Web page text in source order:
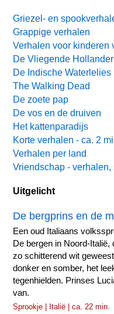
Griezel- en
Grappige verhalen
Verhalen voor kinderen
De Vliegende Hollander
De Indische Waterlelies
The Walking Dead
De zoete pap
De vos en de druiven
Het kattenparadijs
Korte verhalen - ca. 2
Verhalen per land
Vriendschap - verhalen,
Uitgelicht
De bergprins en de
Een oud Italiaans
De bergen in Noord-Italië,
zo schitterend wit
donker en somber, het
tegenhielden. Prinses
van.
Sprookje | Italië | ca. 22 min.